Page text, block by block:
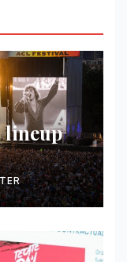
lineup